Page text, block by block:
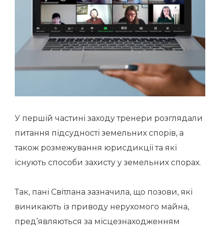
У першій частині заходу тренери розглядали
питання підсудності земельних спорів, а
також розмежування юрисдикції та які
існують способи захисту у земельних спорах.
Так, пані Світлана зазначила, що позови, які
виникають із приводу нерухомого майна,
пред’являються за місцезнаходженням